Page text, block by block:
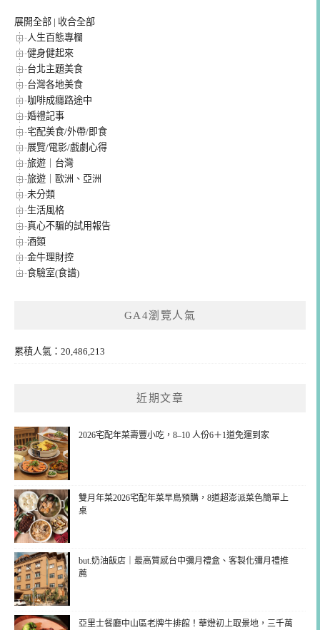
展開全部 | 收合全部
人生百態專欄
健身健起來
台北主題美食
台灣各地美食
咖啡成癮路途中
婚禮記事
宅配美食/外帶/即食
展覽/電影/戲劇心得
旅遊｜台灣
旅遊｜歐洲、亞洲
未分類
生活風格
真心不騙的試用報告
酒類
金牛理財控
食驗室(食譜)
GA4瀏覽人氣
累積人氣：20,486,213
近期文章
2026宅配年菜壽豐小吃，8–10 人份6＋1道免運到家
雙月年菜2026宅配年菜早鳥預購，8道超澎派菜色簡單上
桌
but.奶油飯店｜最高質感台中彌月禮盒、客製化彌月禮推
薦
亞里士餐廳中山區老牌牛排館！華燈初上取景地，三千萬